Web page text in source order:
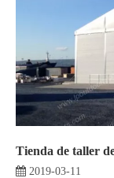
2019-03-11